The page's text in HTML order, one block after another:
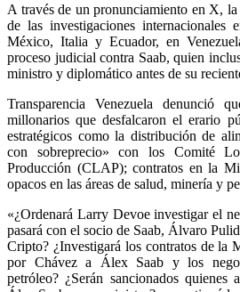
A través de un pronunciamiento en X,
de las investigaciones internacionales
México, Italia y Ecuador, en
proceso judicial contra Saab, quien
ministro y diplomático antes de su
Transparencia Venezuela denunció
millonarios que desfalcaron el erario
estratégicos como la distribución de
con sobreprecio» con los Comité
Producción (CLAP); contratos en la
opacos en las áreas de salud, minería y
«¿Ordenará Larry Devoe investigar el
pasará con el socio de Saab, Álvaro
Cripto? ¿Investigará los contratos de la
por Chávez a Álex Saab y los
petróleo? ¿Serán sancionados quienes